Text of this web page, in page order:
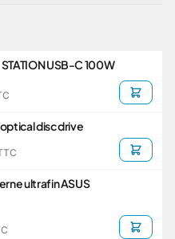
STATION USB-C 100W
disc drive
ultrafin ASUS